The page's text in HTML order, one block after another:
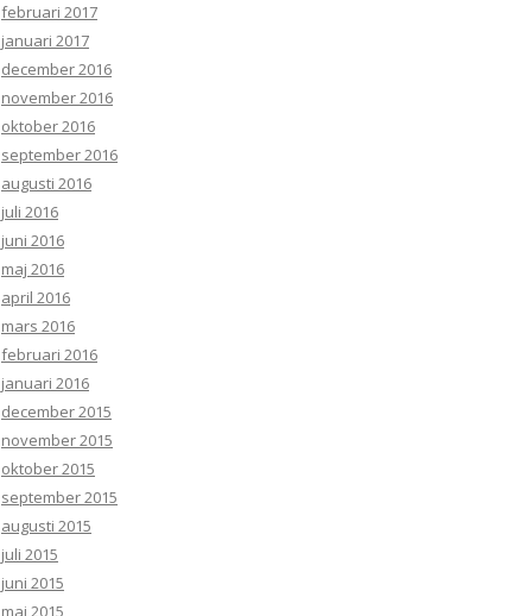
februari 2017
januari 2017
december 2016
november 2016
oktober 2016
september 2016
augusti 2016
juli 2016
juni 2016
maj 2016
april 2016
mars 2016
februari 2016
januari 2016
december 2015
november 2015
oktober 2015
september 2015
augusti 2015
juli 2015
juni 2015
maj 2015